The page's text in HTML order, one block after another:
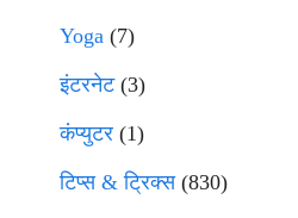
Yoga (7)
इंटरनेट(3)
कंप्युटर (1)
टिप्स & ट्रिक्स(830)